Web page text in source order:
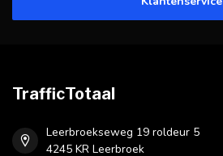
TrafficTotaal
Leerbroekseweg 19 roldeur 5
4245 KR Leerbroek